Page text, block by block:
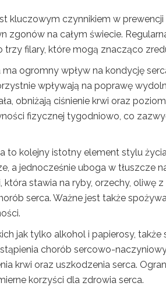
kluczowym czynnikiem w
zgonów na całym świecie.
trzy filary, które mogą znacząco
ogromny wpływ na kondycję
wpływają na poprawę
obniżają ciśnienie krwi oraz
fizycznej tygodniowo, co
to kolejny istotny element stylu
a jednocześnie uboga w tłuszcze
która stawia na ryby, orzechy, oliwę
serca. Ważne jest także
jak tylko alkohol i papierosy,
chorób sercowo-
krwi oraz uszkodzenia serca.
korzyści dla zdrowia serca.